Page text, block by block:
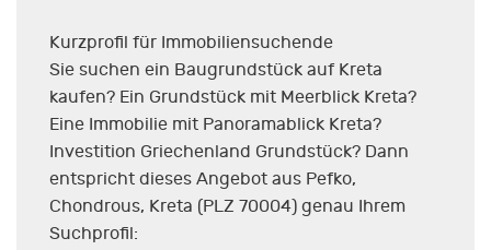
Kurzprofil für Immobiliensuchende
Sie suchen ein Baugrundstück auf Kreta
kaufen? Ein Grundstück mit Meerblick Kreta?
Eine Immobilie mit Panoramablick Kreta?
Investition Griechenland Grundstück? Dann
entspricht dieses Angebot aus Pefko,
Chondrous, Kreta (PLZ 70004) genau Ihrem
Suchprofil: